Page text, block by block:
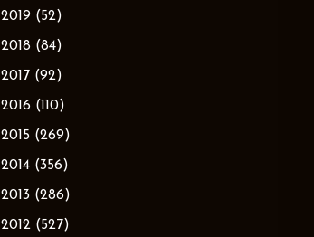
2019 (52)
2018 (84)
2017 (92)
2016 (110)
2015 (269)
2014 (356)
2013 (286)
2012 (527)